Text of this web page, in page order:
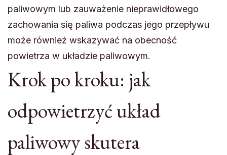
paliwowym lub zauważenie nieprawidłowego
zachowania się paliwa podczas jego przepływu
może również wskazywać na obecność
powietrza w układzie paliwowym.
Krok po kroku: jak
odpowietrzyć układ
paliwowy skutera